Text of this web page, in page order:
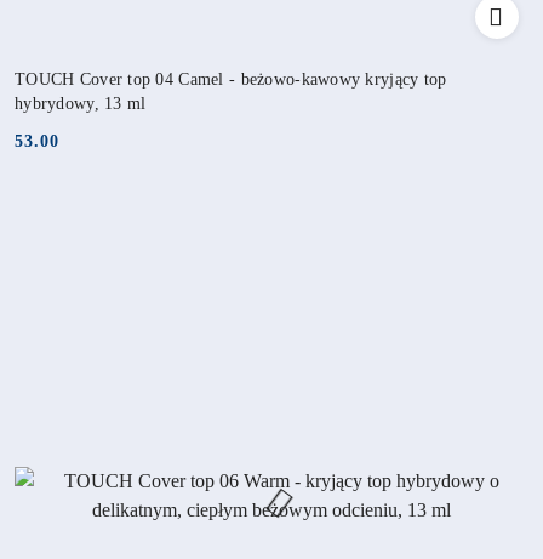
TOUCH Cover top 04 Camel - beżowo-kawowy kryjący top
hybrydowy, 13 ml
Cena:
53.00